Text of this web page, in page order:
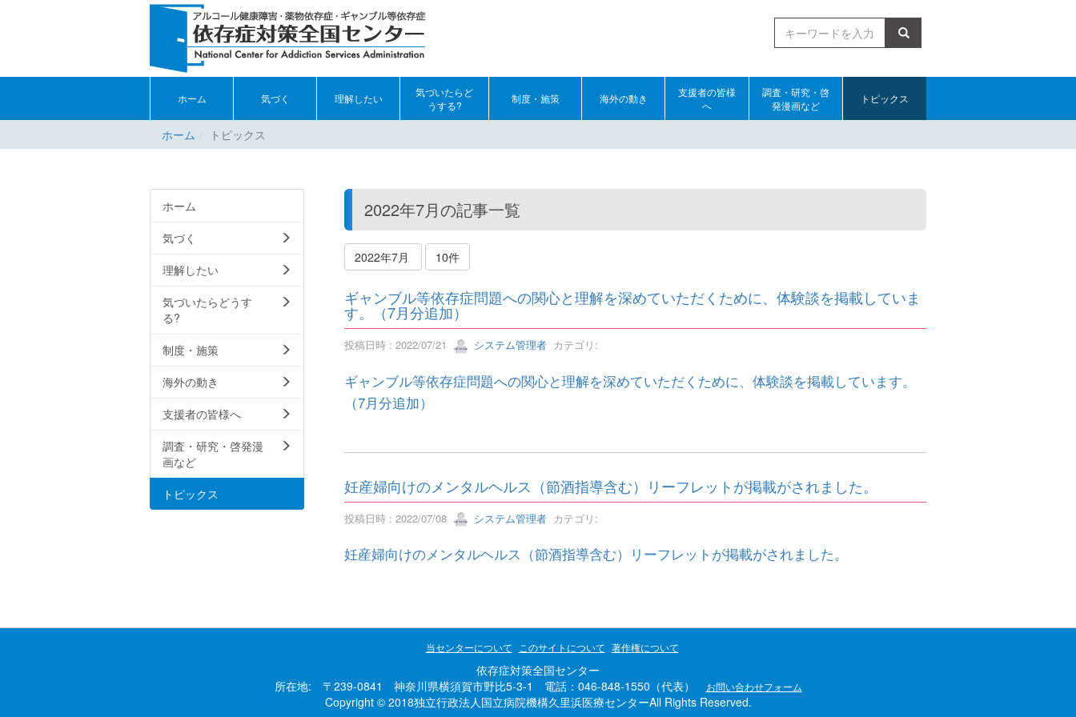
検索
ホーム 気づく 理解したい
気づいたらど
うする?
制度・施策 海外の動き
支援者の皆様
へ
調査・研究・啓
発漫画など
トピックス
ホーム トピックス
2022年7月の記事一覧
2022年7月 10件
ギャンブル等依存症問題への関心と理解を深めていただくために、体験談を掲載していま
す。（7月分追加）
投稿日時 : 2022/07/21 システム管理者カテゴリ:
ギャンブル等依存症問題への関心と理解を深めていただくために、体験談を掲載しています。
（7月分追加）
妊産婦向けのメンタルヘルス（節酒指導含む）リーフレットが掲載がされました。
投稿日時 : 2022/07/08 システム管理者カテゴリ:
妊産婦向けのメンタルヘルス（節酒指導含む）リーフレットが掲載がされました。
ホーム
気づく
理解したい
気づいたらどうす
る?
制度・施策
海外の動き
支援者の皆様へ
調査・研究・啓発漫
画など
トピックス
当センターについて このサイトについて 著作権について
依存症対策全国センター
所在地: 〒239-0841 神奈川県横須賀市野比5-3-1 電話：046-848-1550（代表）
お問い合わせフォーム
Copyright © 2018独立行政法人国立病院機構久里浜医療センターAll Rights Reserved.